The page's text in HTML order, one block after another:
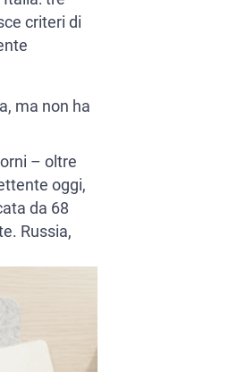
criteri di
ma non ha
– oltre
oggi,
da 68
Russia,